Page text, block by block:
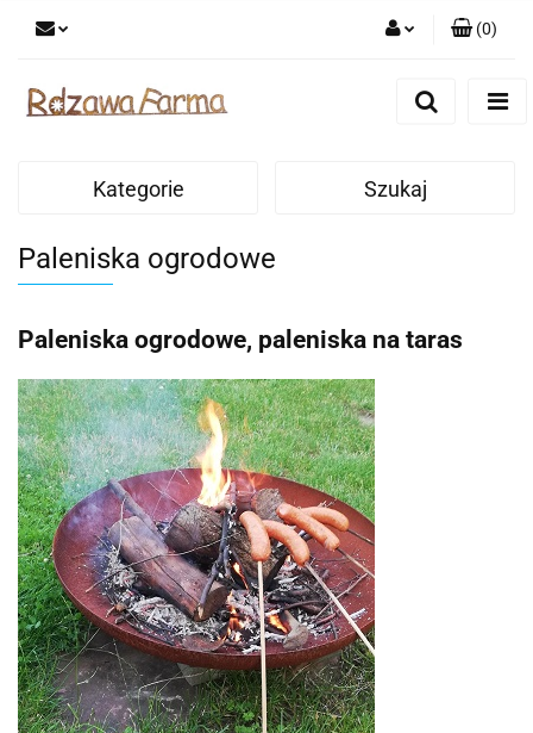
Zgody cookies
(0)
Kategorie Szukaj
Paleniska ogrodowe
Paleniska ogrodowe, paleniska na taras